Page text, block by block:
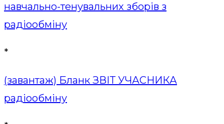
навчально-тенувальних зборів з
радіообміну
*
(завантаж) Бланк ЗВІТ УЧАСНИКА
радіообміну